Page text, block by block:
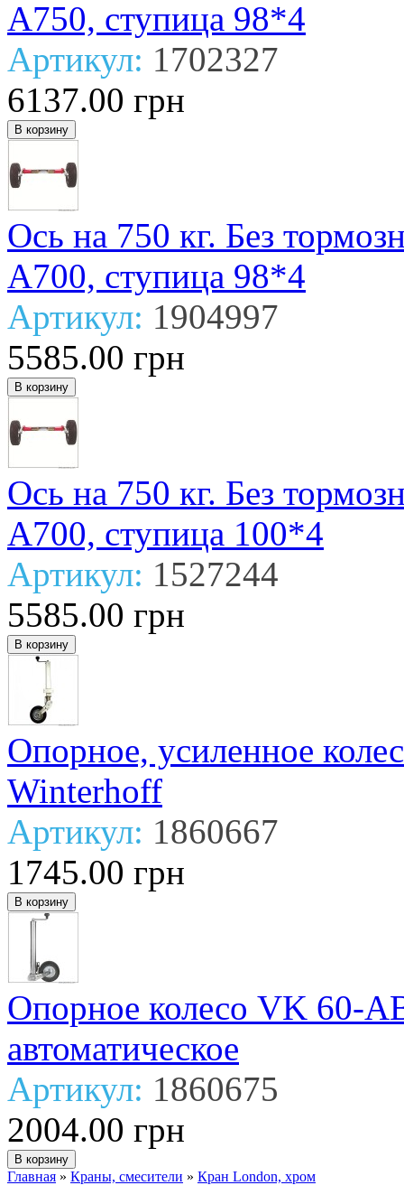
А750, ступица 98*4
Артикул: 1702327
6137.00 грн
Ось на 750 кг. Без
А700, ступица 98*4
Артикул: 1904997
5585.00 грн
Ось на 750 кг. Без
А700, ступица 100*4
Артикул: 1527244
5585.00 грн
Опорное, усиленное
Winterhoff
Артикул: 1860667
1745.00 грн
Опорное колесо VK 60-
автоматическое
Артикул: 1860675
2004.00 грн
Главная » Краны, смесители » Кран London, хром